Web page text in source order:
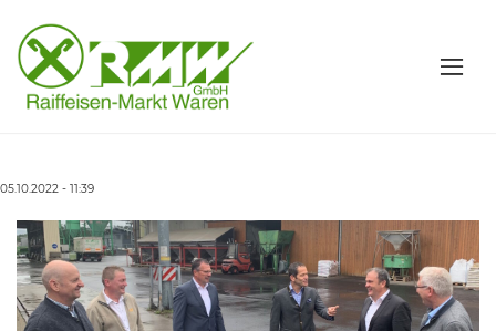
05.10.2022 - 11:39